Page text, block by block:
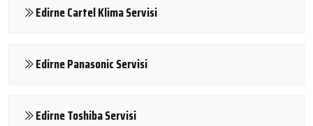
Edirne Cartel Klima Servisi
Edirne Panasonic Servisi
Edirne Toshiba Servisi